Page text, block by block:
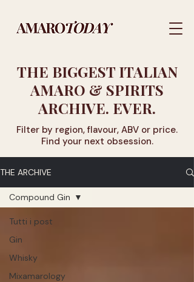
THE BIGGEST ITALIAN
AMARO & SPIRITS
ARCHIVE. EVER.
Filter by region, flavour, ABV or price.
Find your next obsession.
THE ARCHIVE
Tutti i post
Gin
Whisky
Mixamarology
Compound Gin